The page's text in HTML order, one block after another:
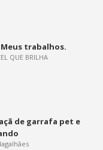
trabalhos.
QUE BRILHA
de garrafa pet e